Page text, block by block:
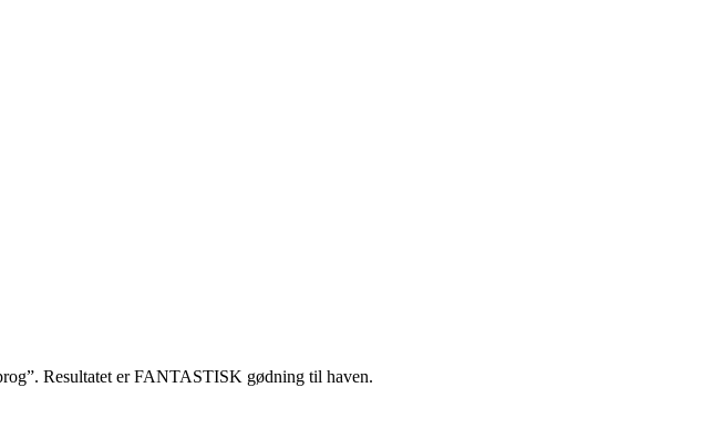
Resultatet er FANTASTISK gødning til haven.